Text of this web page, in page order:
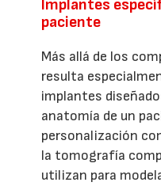
Implantes
paciente
Más allá de los
resulta
implantes
anatomía de un
personalización
la tomografía
utilizan para